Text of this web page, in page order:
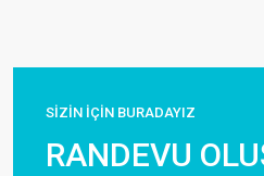
SİZİN İÇİN BURADAYIZ
RANDEVU